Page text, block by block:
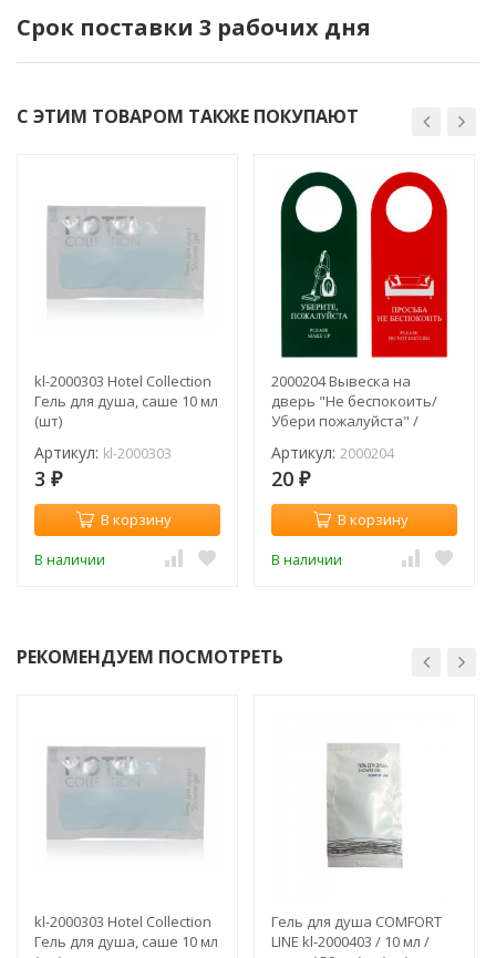
Срок поставки 3 рабочих дня
С ЭТИМ ТОВАРОМ ТАКЖЕ ПОКУПАЮТ
kl-2000303 Hotel Collection
Гель для душа, саше 10 мл
(шт)
Артикул: kl-2000303
3 ₽
В корзину
В наличии
2000204 Вывеска на
дверь "Не беспокоить/
Убери пожалуйста" /
Артикул: 2000204
20 ₽
В корзину
В наличии
РЕКОМЕНДУЕМ ПОСМОТРЕТЬ
kl-2000303 Hotel Collection
Гель для душа, саше 10 мл
Гель для душа COMFORT
LINE kl-2000403 / 10 мл /